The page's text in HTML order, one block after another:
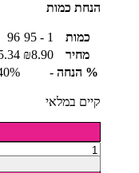
הנחת כמות
כמות 1 - 95
96
מחיר
₪8.90
% הנחה -
קיים במלאי